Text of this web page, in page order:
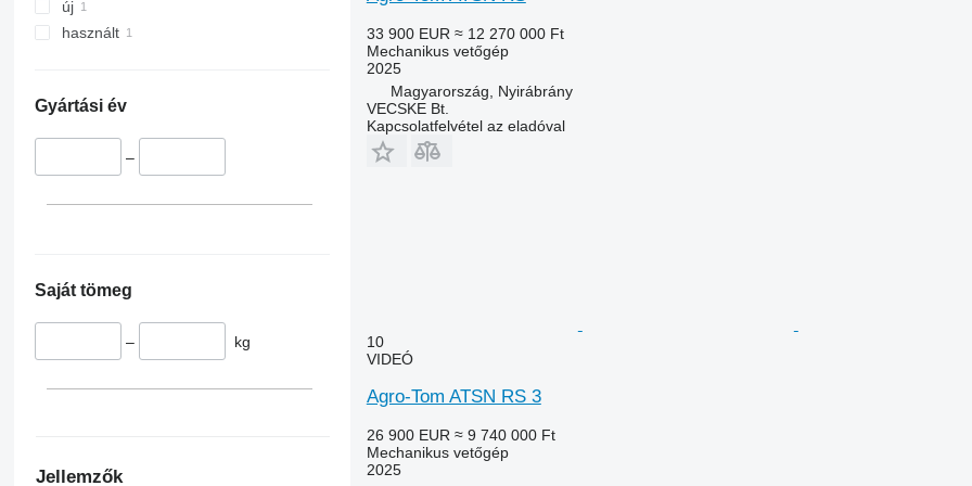
új
használt
Gyártási év
–
Saját tömeg
– kg
Jellemzők
33 900 EUR ≈ 12 270 000 Ft
Mechanikus vetőgép
2025
Magyarország, Nyirábrány
VECSKE Bt.
Kapcsolatfelvétel az eladóval
10
VIDEÓ
Agro-Tom ATSN RS 3
26 900 EUR ≈ 9 740 000 Ft
Mechanikus vetőgép
2025